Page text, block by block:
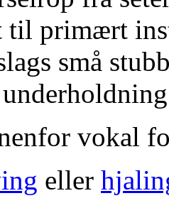
til primært
små
vokal
eller